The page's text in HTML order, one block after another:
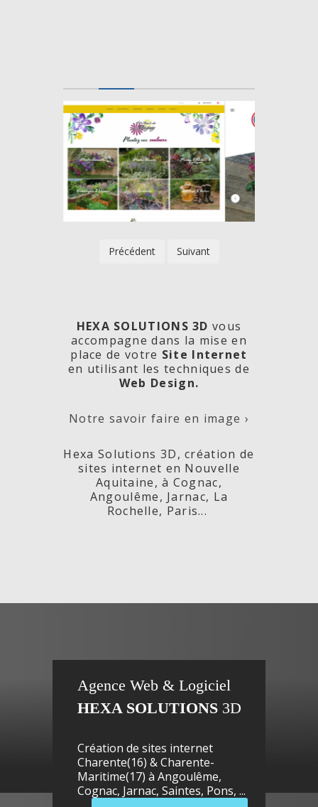
Les
Maguy -
Précédent Suivant
HEXA SOLUTIONS 3D vous
accompagne dans la mise en
place de votre Site Internet
en utilisant les techniques de
Web Design.
Notre savoir faire en image ›
Hexa Solutions 3D, création de
sites internet en Nouvelle
Aquitaine, à Cognac,
Angoulême, Jarnac, La
Rochelle, Paris...
Agence Web & Logiciel
HEXA SOLUTIONS 3D
Création de sites internet
Charente(16) & Charente-
Maritime(17) à Angoulême,
Cognac, Jarnac, Saintes, Pons, ...